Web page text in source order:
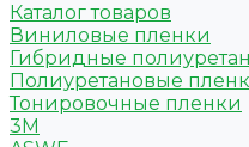
Каталог товаров
Виниловые пленки
Гибридные
Полиуретановые
Тонировочные пленки
3M